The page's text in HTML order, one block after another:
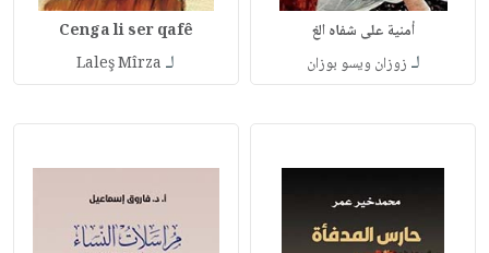
أمنية على شفاه الغ
لـ زوزان ويسو بوزان
Cenga li ser qafê
لـ Laleş Mîrza